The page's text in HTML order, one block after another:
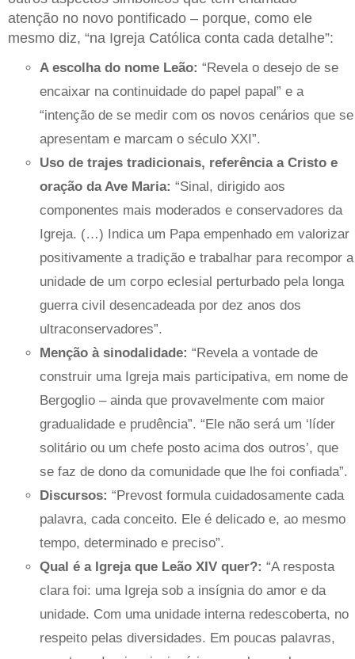
atenção no novo pontificado – porque, como ele
mesmo diz, “na Igreja Católica conta cada detalhe”:
A escolha do nome Leão: “Revela o desejo de se
encaixar na continuidade do papel papal” e a
“intenção de se medir com os novos cenários que se
apresentam e marcam o século XXI”.
Uso de trajes tradicionais, referência a Cristo e
oração da Ave Maria: “Sinal, dirigido aos
componentes mais moderados e conservadores da
Igreja. (…) Indica um Papa empenhado em valorizar
positivamente a tradição e trabalhar para recompor a
unidade de um corpo eclesial perturbado pela longa
guerra civil desencadeada por dez anos dos
ultraconservadores”.
Menção à sinodalidade: “Revela a vontade de
construir uma Igreja mais participativa, em nome de
Bergoglio – ainda que provavelmente com maior
gradualidade e prudência”. “Ele não será um ‘líder
solitário ou um chefe posto acima dos outros’, que
se faz de dono da comunidade que lhe foi confiada”.
Discursos: “Prevost formula cuidadosamente cada
palavra, cada conceito. Ele é delicado e, ao mesmo
tempo, determinado e preciso”.
Qual é a Igreja que Leão XIV quer?: “A resposta
clara foi: uma Igreja sob a insígnia do amor e da
unidade. Com uma unidade interna redescoberta, no
respeito pelas diversidades. Em poucas palavras,